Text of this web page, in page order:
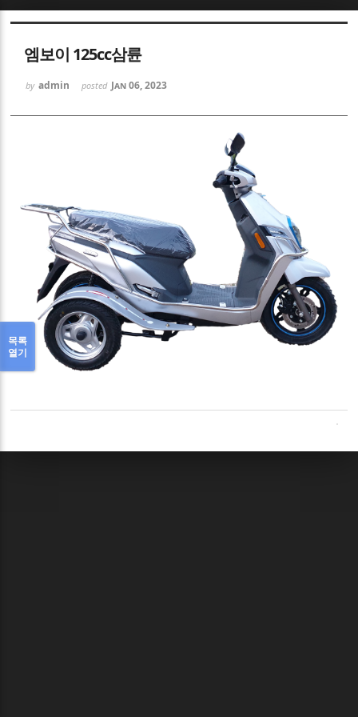
엠보이 125cc삼륜
by admin posted Jan 06, 2023
목록
열기
Sketchbook5, 스케치북5
Sketchbook5, 스케치북5